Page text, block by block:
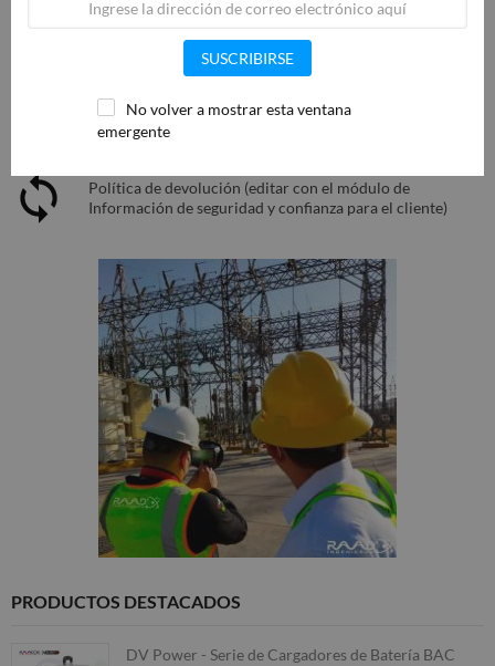
Política de entrega (editar con el módulo de Información
de seguridad y confianza para el cliente)
Política de devolución (editar con el módulo de
Información de seguridad y confianza para el cliente)
PRODUCTOS DESTACADOS
DV Power - Serie de Cargadores de Batería BAC
SUSCRIBIRSE
No volver a mostrar esta ventana
emergente